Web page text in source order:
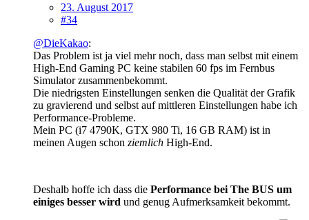
23. August 2017
#34
@DieKakao:
Das Problem ist ja viel mehr noch, dass man selbst mit einem
High-End Gaming PC keine stabilen 60 fps im Fernbus
Simulator zusammenbekommt.
Die niedrigsten Einstellungen senken die Qualität der Grafik
zu gravierend und selbst auf mittleren Einstellungen habe ich
Performance-Probleme.
Mein PC (i7 4790K, GTX 980 Ti, 16 GB RAM) ist in
meinen Augen schon ziemlich High-End.
Deshalb hoffe ich dass die Performance bei The BUS um
einiges besser wird und genug Aufmerksamkeit bekommt.